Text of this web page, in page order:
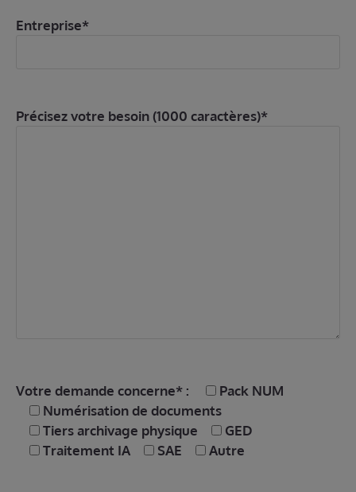
Entreprise*
Précisez votre besoin (1000 caractères)*
Votre demande concerne* :
Pack NUM
Numérisation de documents
Tiers archivage physique
GED
Traitement IA
SAE Autre